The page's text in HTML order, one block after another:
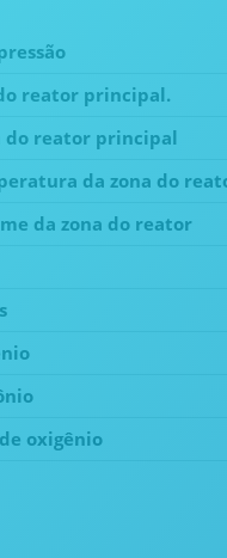
reator principal.
do reator principal
da zona do
da zona do reator
oxigênio